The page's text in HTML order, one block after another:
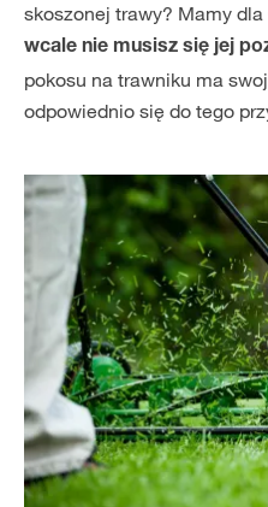
skoszonej trawy? Mamy
wcale nie musisz się jej
pokosu na trawniku ma
odpowiednio się do tego